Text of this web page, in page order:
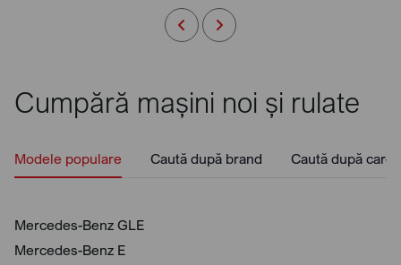
Cumpără mașini noi și rulate
Modele populare Caută după brand Caută după
Mercedes-Benz GLE
Mercedes-Benz E